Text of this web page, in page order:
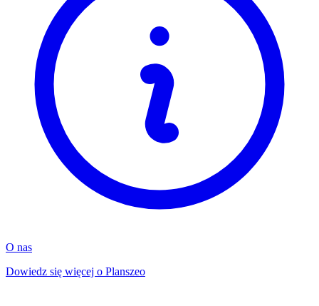
O nas
Dowiedz się więcej o Planszeo